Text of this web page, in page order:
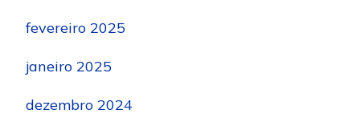
fevereiro 2025
janeiro 2025
dezembro 2024